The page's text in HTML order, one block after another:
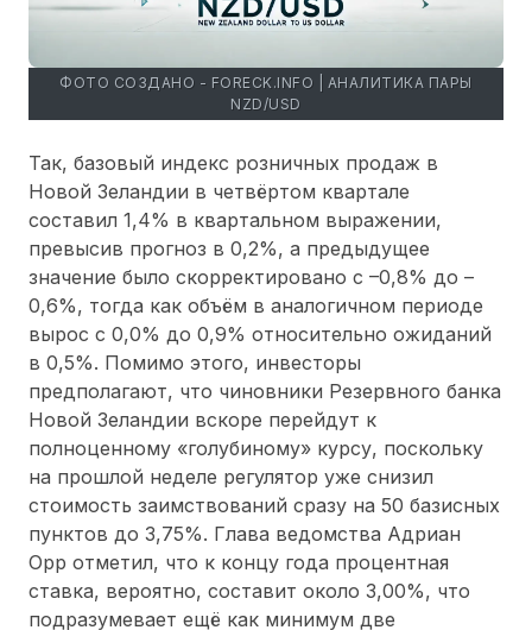
ФОТО СОЗДАНО - FORECK.INFO | АНАЛИТИКА ПАРЫ
NZD/USD
Так, базовый индекс розничных продаж в
Новой Зеландии в четвёртом квартале
составил 1,4% в квартальном выражении,
превысив прогноз в 0,2%, а предыдущее
значение было скорректировано с –0,8% до –
0,6%, тогда как объём в аналогичном периоде
вырос с 0,0% до 0,9% относительно ожиданий
в 0,5%. Помимо этого, инвесторы
предполагают, что чиновники Резервного банка
Новой Зеландии вскоре перейдут к
полноценному «голубиному» курсу, поскольку
на прошлой неделе регулятор уже снизил
стоимость заимствований сразу на 50 базисных
пунктов до 3,75%. Глава ведомства Адриан
Орр отметил, что к концу года процентная
ставка, вероятно, составит около 3,00%, что
подразумевает ещё как минимум две